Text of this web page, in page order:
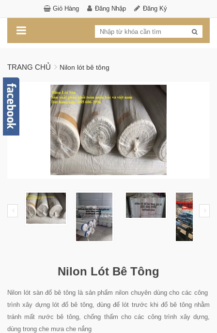
Giỏ Hàng Đăng Nhập Đăng Ký
TRANG CHỦ Nilon lót bê tông
Nilon Lót Bê Tông
Nilon lót sàn đổ bê tông là sản phẩm nilon chuyên dùng cho các công
trình xây dựng lót đổ bê tông, dùng để lót trước khi đổ bê tông nhằm
tránh mất nước bê tông, chống thấm cho các công trình xây dựng,
dùng trong che mưa che nắng